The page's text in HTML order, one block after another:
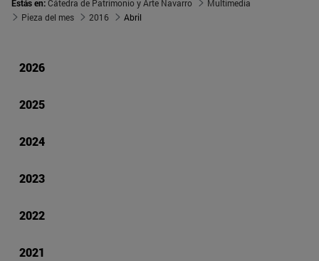
Estás en:Cátedra de Patrimonio y Arte Navarro
Multimedia
Pieza del mes
2016 Abril
2026
2025
2024
2023
2022
2021